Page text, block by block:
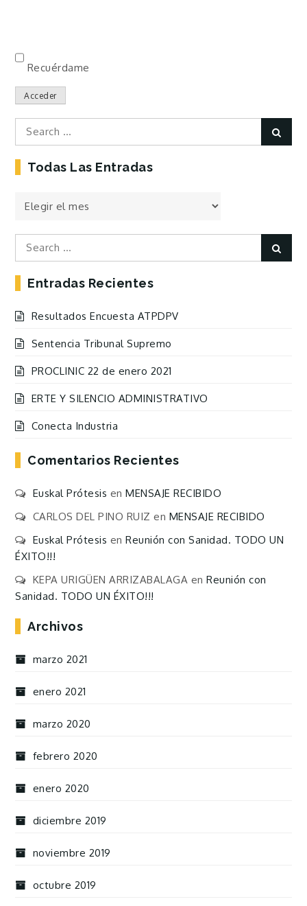
Recuérdame
Acceder
Search
Todas Las Entradas
Entradas
Search
Entradas Recientes
Resultados Encuesta ATPDPV
Sentencia Tribunal Supremo
PROCLINIC 22 de enero 2021
ERTE Y SILENCIO ADMINISTRATIVO
Conecta Industria
Comentarios Recientes
Euskal Prótesis enMENSAJE RECIBIDO
CARLOS DEL PINO RUIZ en MENSAJE RECIBIDO
Euskal Prótesis enReunión con Sanidad. TODO UN
ÉXITO!!!
KEPA URIGÜEN ARRIZABALAGA enReunión con
Sanidad. TODO UN ÉXITO!!!
Archivos
marzo 2021
enero 2021
marzo 2020
febrero 2020
enero 2020
diciembre 2019
noviembre 2019
octubre 2019